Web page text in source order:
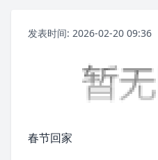
发表时间: 2026-02-20 09:36
春节回家